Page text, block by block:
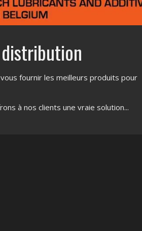
fournir les meilleurs produits pour
à nos clients une vraie solution...